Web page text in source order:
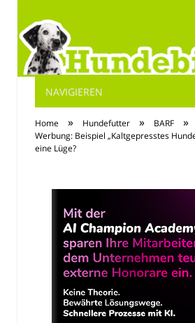
NAVIGIEREN
Home » Hundefutter » BARF »
Werbung: Beispiel „Kaltgepresstes
eine Lüge?